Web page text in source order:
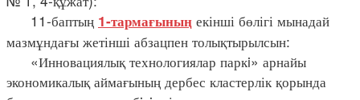
11-баптың 1-тармағының екінші бөлігі мынадай
мазмұндағы жетінші абзацпен толықтырылсын:
«Инновациялық технологиялар паркi» арнайы
экономикалық аймағының дербес кластерлік қорында